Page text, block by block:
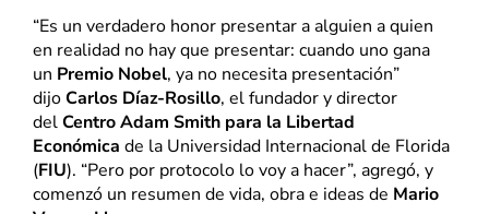
“Es un verdadero honor presentar a alguien a quien
en realidad no hay que presentar: cuando uno gana
un Premio Nobel, ya no necesita presentación”
dijoCarlos Díaz-Rosillo, el fundador y director
delCentro Adam Smith para la Libertad
Económica de la Universidad Internacional de Florida
(FIU). “Pero por protocolo lo voy a hacer”, agregó, y
comenzó un resumen de vida, obra e ideas de Mario